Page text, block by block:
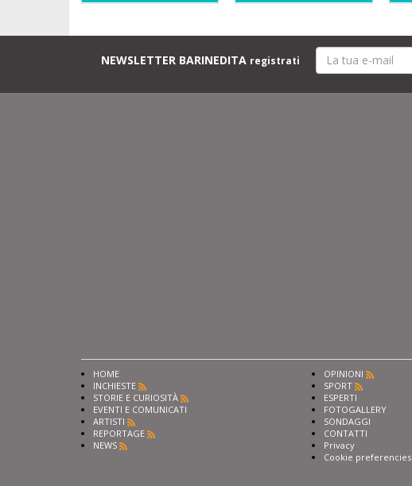
NEWSLETTER BARINEDITA registrati
HOME
INCHIESTE
STORIE E CURIOSITÀ
EVENTI E COMUNICATI
ARTISTI
REPORTAGE
NEWS
OPINIONI
SPORT
ESPERTI
FOTOGALLERY
SONDAGGI
CONTATTI
Privacy
Cookie preferencies